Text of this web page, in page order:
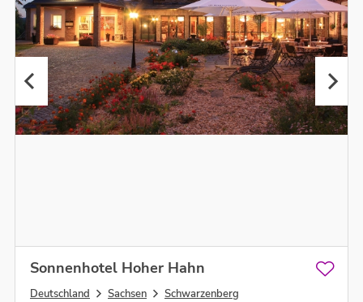
Sonnenhotel Hoher Hahn
Deutschland Sachsen
Schwarzenberg